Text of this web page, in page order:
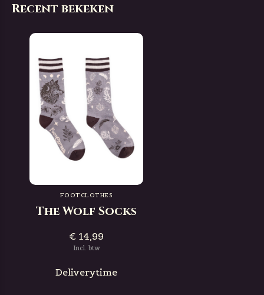
Recent bekeken
FOOTCLOTHES
The Wolf Socks
€ 14,99
Incl. btw
Deliverytime